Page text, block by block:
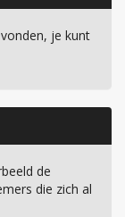
je kunt
de
die zich al